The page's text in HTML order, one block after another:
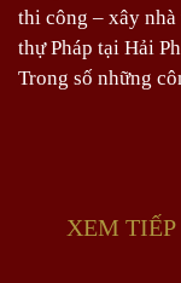
thi công – xây
thự Pháp tại Hải
Trong số những
XEM TIẾP